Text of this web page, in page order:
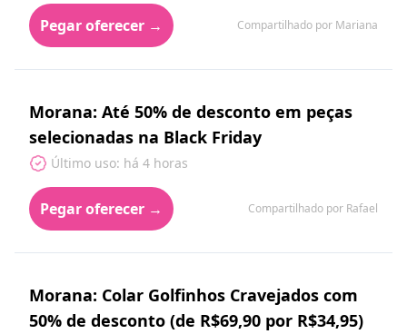
Pegar oferecer → Compartilhado por Mariana
Morana: Até 50% de desconto em peças
selecionadas na Black Friday
Último uso: há 4 horas
Pegar oferecer → Compartilhado por Rafael
Morana: Colar Golfinhos Cravejados com
50% de desconto (de R$69,90 por R$34,95)